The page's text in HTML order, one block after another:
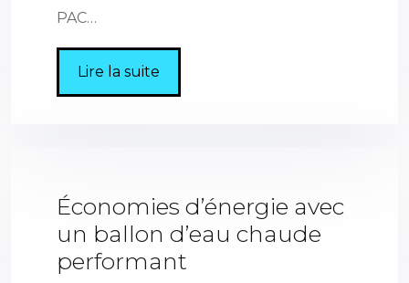
PAC…
Lire la suite
Économies d’énergie avec
un ballon d’eau chaude
performant